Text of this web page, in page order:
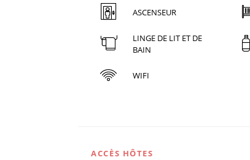
ASCENSEUR
LINGE DE LIT ET DE
BAIN
WIFI
ACCÈS HÔTES